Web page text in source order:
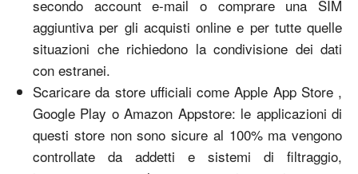
secondo account e-mail o comprare una SIM
aggiuntiva per gli acquisti online e per tutte quelle
situazioni che richiedono la condivisione dei dati
con estranei.
Scaricare da store ufficiali come Apple App Store ,
Google Play o Amazon Appstore: le applicazioni di
questi store non sono sicure al 100% ma vengono
controllate da addetti e sistemi di filtraggio,